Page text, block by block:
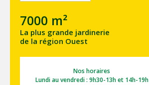
7000 m²
La plus grande jardinerie
de la région Ouest
Nos horaires
Lundi au vendredi : 9h30-13h et 14h-19h